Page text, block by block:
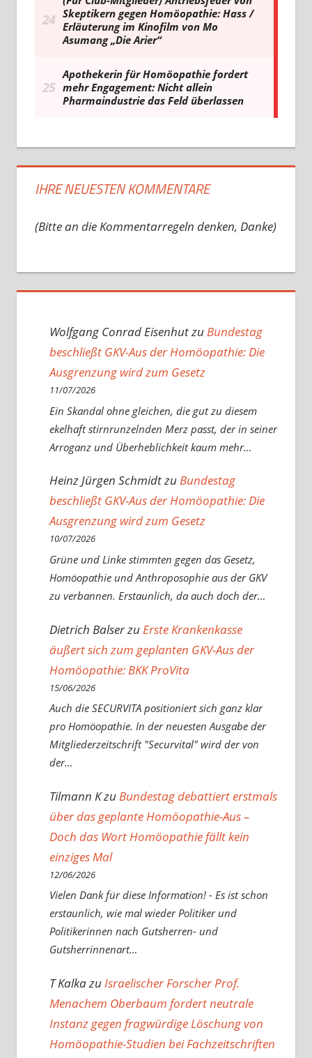
IHRE NEUESTEN KOMMENTARE
(Bitte an die Kommentarregeln denken, Danke)
Wolfgang Conrad EisenhutzuBundestag
beschließt GKV-Aus der Homöopathie: Die
Ausgrenzung wird zum Gesetz
11/07/2026
Ein Skandal ohne gleichen, die gut zu diesem
ekelhaft stirnrunzelnden Merz passt, der in seiner
Arroganz und Überheblichkeit kaum mehr…
Heinz Jürgen SchmidtzuBundestag
beschließt GKV-Aus der Homöopathie: Die
Ausgrenzung wird zum Gesetz
10/07/2026
Grüne und Linke stimmten gegen das Gesetz,
Homöopathie und Anthroposophie aus der GKV
zu verbannen. Erstaunlich, da auch doch der…
Dietrich Balserzu Erste Krankenkasse
äußert sich zum geplanten GKV-Aus der
Homöopathie: BKK ProVita
15/06/2026
Auch die SECURVITA positioniert sich ganz klar
pro Homöopathie. In der neuesten Ausgabe der
Mitgliederzeitschrift "Securvital" wird der von
der…
Tilmann KzuBundestag debattiert erstmals
über das geplante Homöopathie-Aus –
Doch das Wort Homöopathie fällt kein
einziges Mal
12/06/2026
Vielen Dank für diese Information! - Es ist schon
erstaunlich, wie mal wieder Politiker und
Politikerinnen nach Gutsherren- und
Gutsherrinnenart…
T KalkazuIsraelischer Forscher Prof.
Menachem Oberbaum fordert neutrale
Instanz gegen fragwürdige Löschung von
Homöopathie-Studien bei Fachzeitschriften